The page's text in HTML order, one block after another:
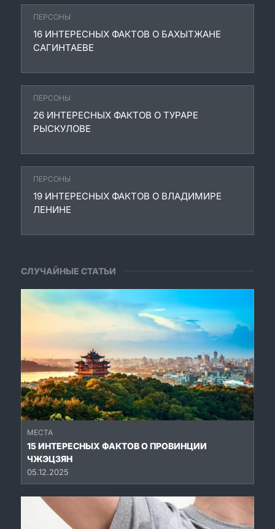
ПЕРСОНЫ
16 ИНТЕРЕСНЫХ ФАКТОВ О БАХЫТЖАНЕ
САГИНТАЕВЕ
ПЕРСОНЫ
26 ИНТЕРЕСНЫХ ФАКТОВ О ТУРАРЕ
РЫСКУЛОВЕ
ПЕРСОНЫ
19 ИНТЕРЕСНЫХ ФАКТОВ О ВЛАДИМИРЕ
ЛЕНИНЕ
СЛУЧАЙНЫЕ СТАТЬИ
МЕСТА
15 ИНТЕРЕСНЫХ ФАКТОВ О ПРОВИНЦИИ
ЧЖЭЦЗЯН
05.12.2025